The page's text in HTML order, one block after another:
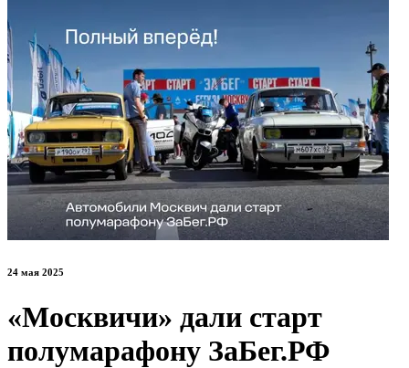
24 мая 2025
«Москвичи» дали старт
полумарафону ЗаБег.РФ